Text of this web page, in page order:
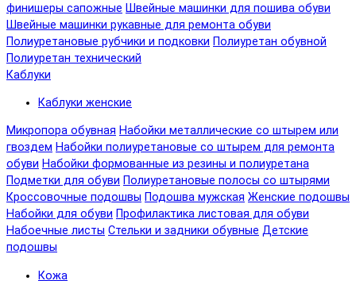
финишеры сапожные Швейные машинки для пошива обуви
Швейные машинки рукавные для ремонта обуви
Полиуретановые рубчики и подковки Полиуретан обувной
Полиуретан технический
Каблуки
Каблуки женские
Микропора обувная Набойки металлические со штырем или
гвоздем Набойки полиуретановые со штырем для ремонта
обуви Набойки формованные из резины и полиуретана
Подметки для обуви Полиуретановые полосы со штырями
Кроссовочные подошвы Подошва мужская Женские подошвы
Набойки для обуви Профилактика листовая для обуви
Набоечные листы Стельки и задники обувные Детские
подошвы
Кожа